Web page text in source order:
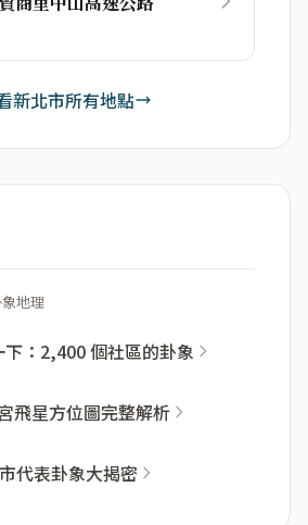
新北市所有地點
地理
：2,400 個社區的卦象
飛星方位圖完整解析
代表卦象大揭密